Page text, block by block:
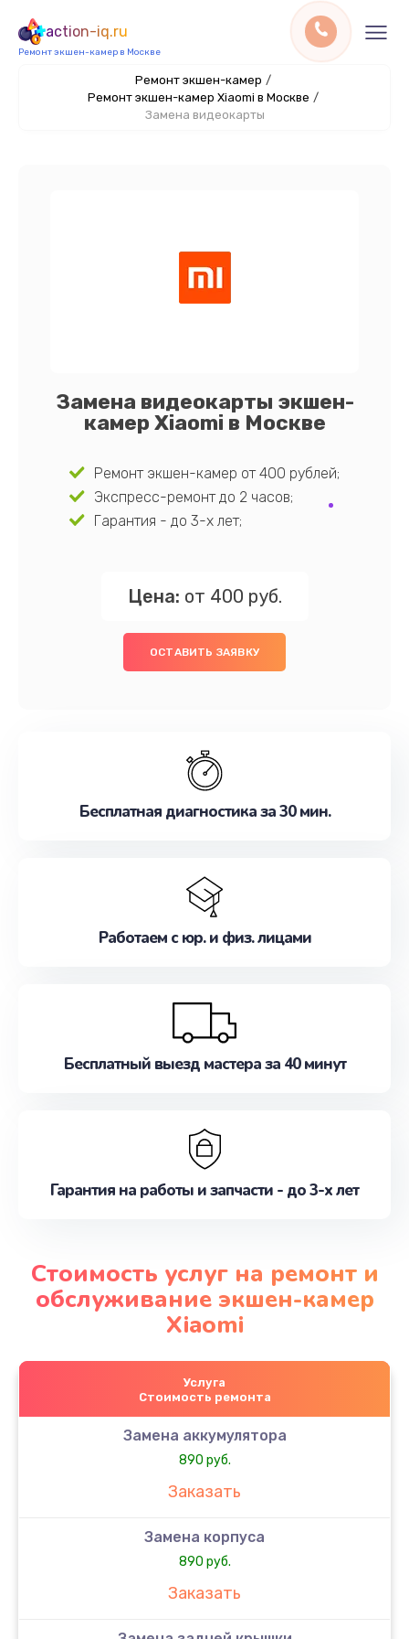
action-iq.ru
Ремонт экшен-камер в Москве
Ремонт экшен-камер /
Ремонт экшен-камер Xiaomi в Москве /
Замена видеокарты
Замена видеокарты экшен-
камер Xiaomi в Москве
Ремонт экшен-камер от 400 рублей;
Экспресс-ремонт до 2 часов;
Гарантия - до 3-х лет;
Цена: от 400 руб.
ОСТАВИТЬ ЗАЯВКУ
Бесплатная диагностика за 30 мин.
Работаем с юр. и физ. лицами
Бесплатный выезд мастера за 40 минут
Гарантия на работы и запчасти - до 3-х лет
Стоимость услуг на ремонт и
обслуживание экшен-камер
Xiaomi
Услуга
Стоимость ремонта
Замена аккумулятора
890 руб.
Заказать
Замена корпуса
890 руб.
Заказать